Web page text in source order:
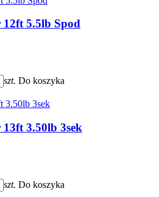
12ft 5.5lb Spod
szt. Do koszyka
3.50lb 3sek
szt. Do koszyka